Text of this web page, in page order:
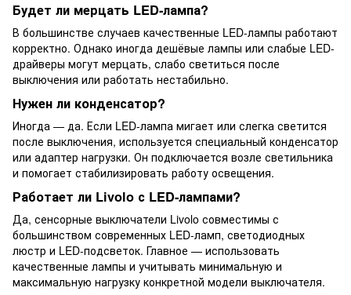
Будет ли мерцать LED-лампа?
В большинстве случаев качественные LED-лампы работают
корректно. Однако иногда дешёвые лампы или слабые LED-
драйверы могут мерцать, слабо светиться после
выключения или работать нестабильно.
Нужен ли конденсатор?
Иногда — да. Если LED-лампа мигает или слегка светится
после выключения, используется специальный конденсатор
или адаптер нагрузки. Он подключается возле светильника
и помогает стабилизировать работу освещения.
Работает ли Livolo с LED-лампами?
Да, сенсорные выключатели Livolo совместимы с
большинством современных LED-ламп, светодиодных
люстр и LED-подсветок. Главное — использовать
качественные лампы и учитывать минимальную и
максимальную нагрузку конкретной модели выключателя.